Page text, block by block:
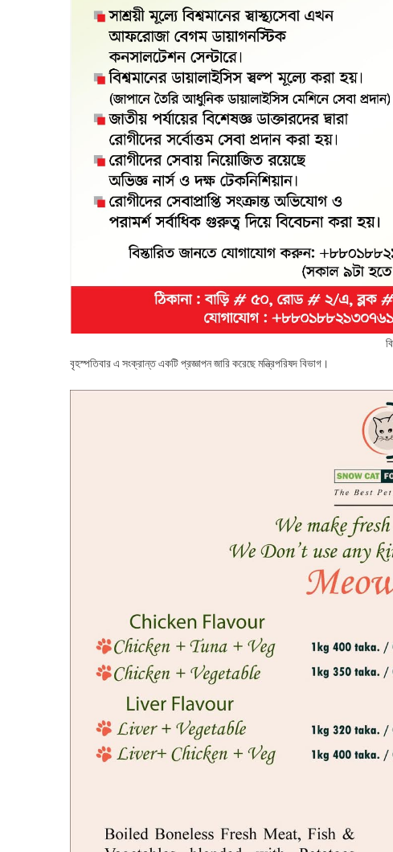
বৃহস্পতিবার এ সংক্রান্ত একটি প্রজ্ঞাপন জারি করেছে মন্ত্রিপরিষদ বিভাগ।